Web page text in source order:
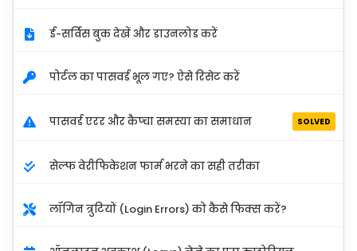
ई-सर्विस बुक देखें और डाउनलोड करें
पोर्टल का पासवर्ड भूल गए? ऐसे रिसेट करें
पासवर्ड एरर और कैप्चा समस्या का समाधान SOLVED
सेल्फ वेरीफिकेशन फार्म भरने का सही तरीका
लॉगिन त्रुटियों (Login Errors) को कैसे फिक्स करें?